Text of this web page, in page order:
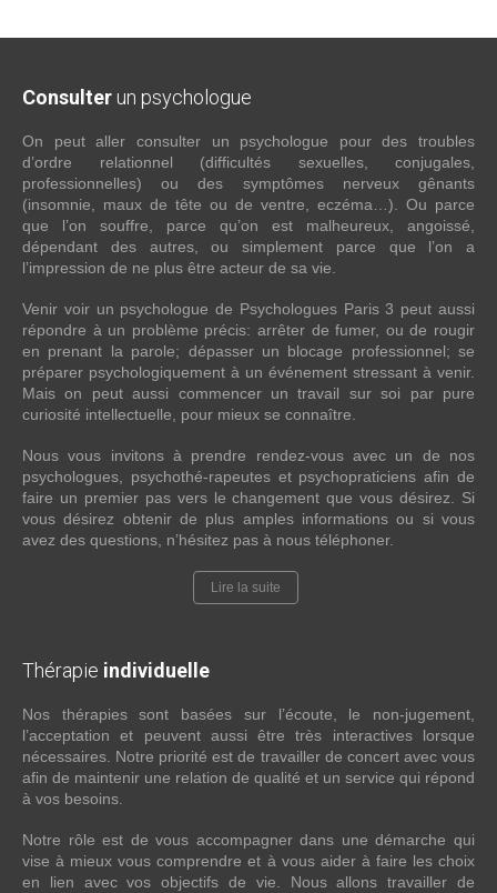
Consulter un psychologue
On peut aller consulter un psychologue pour des troubles
d’ordre relationnel (difficultés sexuelles, conjugales,
professionnelles) ou des symptômes nerveux gênants
(insomnie, maux de tête ou de ventre, eczéma…). Ou parce
que l’on souffre, parce qu’on est malheureux, angoissé,
dépendant des autres, ou simplement parce que l’on a
l’impression de ne plus être acteur de sa vie.
Venir voir un psychologue de Psychologues Paris 3 peut aussi
répondre à un problème précis: arrêter de fumer, ou de rougir
en prenant la parole; dépasser un blocage professionnel; se
préparer psychologiquement à un événement stressant à venir.
Mais on peut aussi commencer un travail sur soi par pure
curiosité intellectuelle, pour mieux se connaître.
Nous vous invitons à prendre rendez-vous avec un de nos
psychologues, psychothé-rapeutes et psychopraticiens afin de
faire un premier pas vers le changement que vous désirez. Si
vous désirez obtenir de plus amples informations ou si vous
avez des questions, n’hésitez pas à nous téléphoner.
Lire la suite
Thérapie individuelle
Nos thérapies sont basées sur l’écoute, le non-jugement,
l’acceptation et peuvent aussi être très interactives lorsque
nécessaires. Notre priorité est de travailler de concert avec vous
afin de maintenir une relation de qualité et un service qui répond
à vos besoins.
Notre rôle est de vous accompagner dans une démarche qui
vise à mieux vous comprendre et à vous aider à faire les choix
en lien avec vos objectifs de vie. Nous allons travailler de